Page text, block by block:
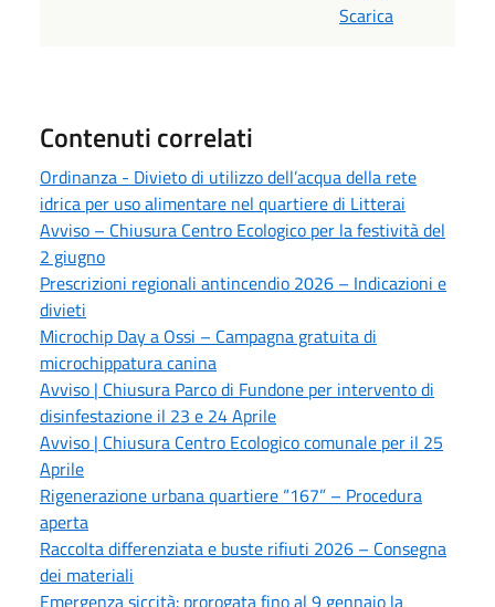
Scarica
Contenuti correlati
Ordinanza - Divieto di utilizzo dell’acqua della rete
idrica per uso alimentare nel quartiere di Litterai
Avviso – Chiusura Centro Ecologico per la festività del
2 giugno
Prescrizioni regionali antincendio 2026 – Indicazioni e
divieti
Microchip Day a Ossi – Campagna gratuita di
microchippatura canina
Avviso | Chiusura Parco di Fundone per intervento di
disinfestazione il 23 e 24 Aprile
Avviso | Chiusura Centro Ecologico comunale per il 25
Aprile
Rigenerazione urbana quartiere “167” – Procedura
aperta
Raccolta differenziata e buste rifiuti 2026 – Consegna
dei materiali
Emergenza siccità: prorogata fino al 9 gennaio la